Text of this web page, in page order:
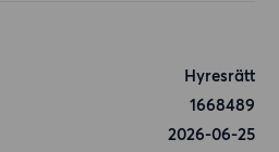
Hyresrätt
1668489
2026-06-25